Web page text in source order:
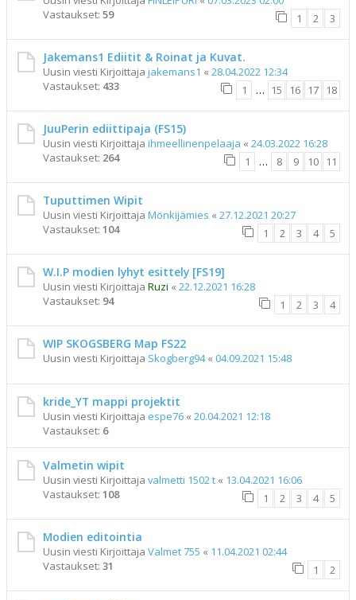
Vastaukset: 59 1 2 3
Jakemans1 Ediitit & Roinat ja Kuvat.
Uusin viesti Kirjoittaja jakemans1 « 28.04.2022 12:34
Vastaukset: 433 1 … 15 16 17 18
JuuPerin ediittipaja (FS15)
Uusin viesti Kirjoittaja ihmeellinenpelaaja « 24.03.2022 16:28
Vastaukset: 264 1 … 8 9 10 11
Tuputtimen Wipit
Uusin viesti Kirjoittaja Mönkijämies « 27.12.2021 20:27
Vastaukset: 104 1 2 3 4 5
W.I.P modien lyhyt esittely [FS19]
Uusin viesti Kirjoittaja Ruzi « 22.12.2021 16:28
Vastaukset: 94 1 2 3 4
WIP SKOGSBERG Map FS22
Uusin viesti Kirjoittaja Skogberg94« 04.09.2021 15:48
kride_YT mappi projektit
Uusin viesti Kirjoittaja espe76 « 20.04.2021 12:18
Vastaukset: 6
Valmetin wipit
Uusin viesti Kirjoittaja valmetti 1502 t « 13.04.2021 16:06
Vastaukset: 108 1 2 3 4 5
Modien editointia
Uusin viesti Kirjoittaja Valmet 755 « 11.04.2021 02:44
Vastaukset: 31 1 2